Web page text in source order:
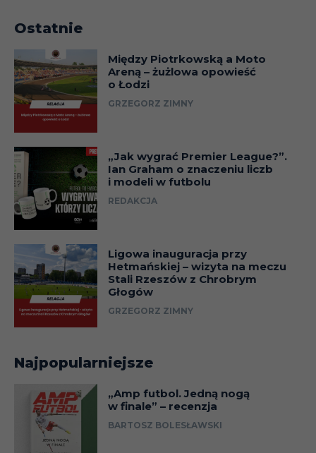
Ostatnie
Między Piotrkowską a Moto
Areną – żużlowa opowieść
o Łodzi
GRZEGORZ ZIMNY
„Jak wygrać Premier League?”.
Ian Graham o znaczeniu liczb
i modeli w futbolu
REDAKCJA
Ligowa inauguracja przy
Hetmańskiej – wizyta na meczu
Stali Rzeszów z Chrobrym
Głogów
GRZEGORZ ZIMNY
Najpopularniejsze
„Amp futbol. Jedną nogą
w finale” – recenzja
BARTOSZ BOLESŁAWSKI